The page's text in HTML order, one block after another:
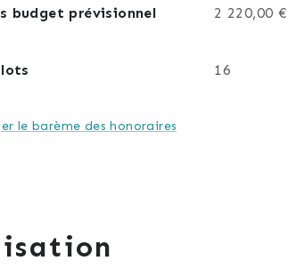
budget prévisionnel
2 220,00 €
16
le barème des honoraires